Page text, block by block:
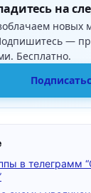
на
новых
—
Бесплатно.
в телеграмм